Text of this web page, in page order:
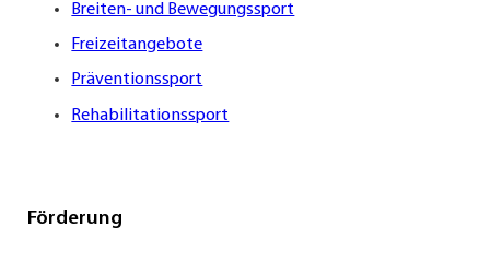
Breiten- und Bewegungssport
Freizeitangebote
Präventionssport
Rehabilitationssport
Förderung